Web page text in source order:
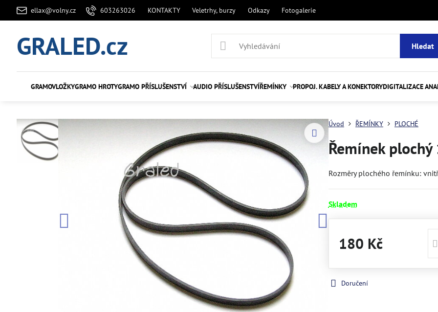
ellax@volny.cz 603263026 KONTAKTY Veletrhy, burzy Odkazy Fotogalerie
GRALED.cz Hledat
GRAMOVLOŽKYGRAMO HROTYGRAMO PŘÍSLUŠENSTVÍ AUDIO PŘÍSLUŠENSTVÍŘEMÍNKY PROPOJ. KABELY A KONEKTORYDIGITALIZACE
Úvod ŘEMÍNKY PLOCHÉ
Řemínek
Rozměry plochého řemínku:
Skladem
180 Kč
Doručení